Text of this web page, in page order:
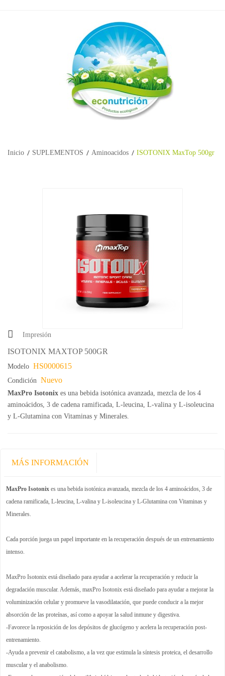
Inicio SUPLEMENTOS Aminoacidos ISOTONIX MaxTop 500gr
Impresión
ISOTONIX MAXTOP 500GR
Modelo HS0000615
Condición Nuevo
MaxPro Isotonix es una bebida isotónica avanzada, mezcla de los 4
aminoácidos, 3 de cadena ramificada, L-leucina, L-valina y L-isoleucina
y L-Glutamina con Vitaminas y Minerales.
MÁS INFORMACIÓN
MaxPro Isotonix es una bebida isotónica avanzada, mezcla de los 4 aminoácidos, 3 de
cadena ramificada, L-leucina, L-valina y L-isoleucina y L-Glutamina con Vitaminas y
Minerales.
Cada porción juega un papel importante en la recuperación después de un entrenamiento
intenso.
MaxPro Isotonix está diseñado para ayudar a acelerar la recuperación y reducir la
degradación muscular. Además, maxPro Isotonix está diseñado para ayudar a mejorar la
voluminización celular y promueve la vasodilatación, que puede conducir a la mejor
absorción de las proteínas, así como a apoyar la salud inmune y digestiva.
-Favorece la reposición de los depósitos de glucógeno y acelera la recuperación post-
entrenamiento.
-Ayuda a prevenir el catabolismo, a la vez que estimula la síntesis proteica, el desarrollo
muscular y el anabolismo.